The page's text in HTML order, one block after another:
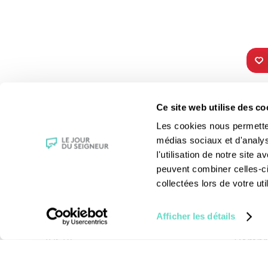
Ce site web utilise des
Les cookies nous
médias sociaux et
l'utilisation de notre site
peuvent combiner celles-
collectées lors de votre
Afficher les détails
La messe
Magazine Le Jour du Seigneur
Générations Laudato Si’
Agenda Culturel
JDS.tv
Les
Les
La
Les
Le
Les